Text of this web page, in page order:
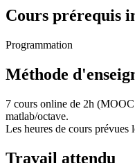
Cours prérequis
Programmation
Méthode
7 cours online de 2h (MOOC
matlab/octave.
Les heures de cours
Travail attendu